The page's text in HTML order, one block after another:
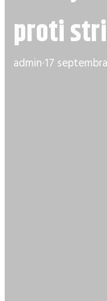
proti
admin·17